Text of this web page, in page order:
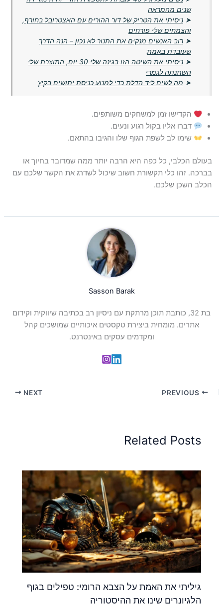
שנים מהמראה
➤ניסיתי את הטריק של דור ההורים עם האצטרובל בחורף,
והצמחים שלי פורחים
➤רוב האנשים מנקים את התנור לא נכון – הנה הדרך
שעובדת באמת
➤
ניסיתי את השיטה הזו בגינה שלי 30 יום, התוצרת שלי
השתנתה לגמרי
➤ מה לשים ליד הדלת כדי למנוע כניסת יתושים בקיץ
הקדישו זמן למשחקים משותפים.
דברו אליו בקול רגוע ונעים.
שימו לב לשפת הגוף שלו והגיבו בהתאם.
בעולם הכלבי, כל כפה היא הרבה יותר ממה שמדובר בחיוך או
בברכה. זהו כלי תקשורת חשוב שיכול לשדרג את הקשר שלכם עם
הכלב השכן שלכם.
Sasson Barak
בת 32, כותבת תוכן מרתקת עם ניסיון רב בכתיבה שיווקית וקידום
אתרים. מומחית ביצירת טקסטים איכותיים שמושכים קהל
ומקדמים עסקים באינטרנט.
NEXT
Related Posts
גיליתי את האמת על הצבא הרומי: טפילים בגוף
הלגיונרים שינו את ההיסטוריה